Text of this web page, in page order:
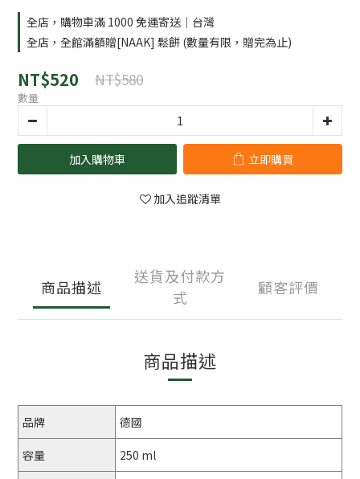
全店，購物車滿 1000 免運寄送｜台灣
全店，全館滿額贈[NAAK] 鬆餅 (數量有限，贈完為止)
NT$520 NT$580
數量
加入購物車 立即購買
加入追蹤清單
商品描述
送貨及付款方
式
顧客評價
商品描述
品牌 德國
容量 250 ml